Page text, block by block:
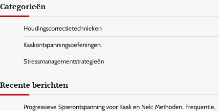
Categorieën
Houdingscorrectietechnieken
Kaakontspanningsoefeningen
Stressmanagementstrategieën
Recente berichten
Progressieve Spierontspanning voor Kaak en Nek: Methoden, Frequentie,